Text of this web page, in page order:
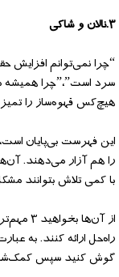
۳.نالان و شاکی
“چرا نمی‌توانم افزایش
سرد است”،”چرا
هیچ‌کس قهوه‌ساز را
این فهرست بی‌پایان
را هم آزار می‌دهند.
با کمی تلاش بتوانند
از
راه‌حل ارائه کنند. به
گوش کنید سپس کمک‌شان